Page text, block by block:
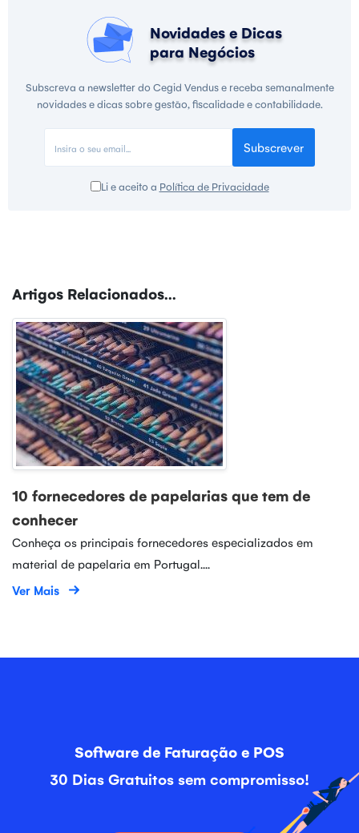
Novidades e Dicas
para Negócios
Subscreva a newsletter do Cegid Vendus e receba semanalmente
novidades e dicas sobre gestão, fiscalidade e contabilidade.
Subscrever
Li e aceito a Política de Privacidade
Artigos Relacionados...
10 fornecedores de papelarias que tem de
conhecer
Conheça os principais fornecedores especializados em
material de papelaria em Portugal....
Ver Mais
Software de Faturação e POS
30 Dias Gratuitos sem compromisso!